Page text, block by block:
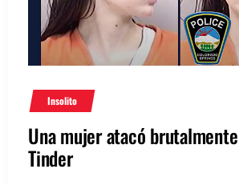
Insolito
Una mujer atacó
Tinder